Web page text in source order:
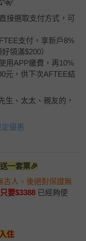
接選取支付方式，可
支付，享新戶8%
領滿$200）
用APP繳費，再10%
元，供下次AFTEE結
生、太太、親友的，
優惠
一套票🎉
古人、後絕對保證無
要$3388 已經夠便
住